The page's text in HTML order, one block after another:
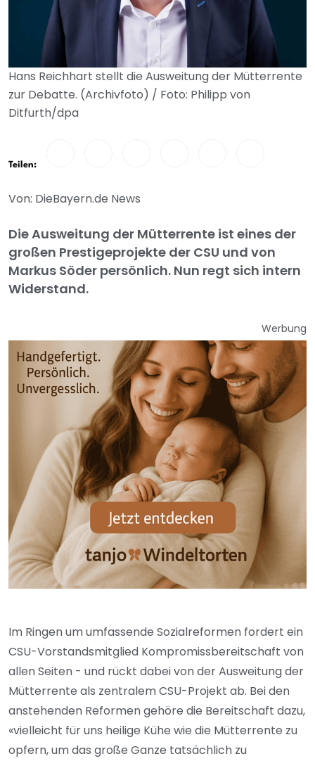
Hans Reichhart stellt die Ausweitung der Mütterrente
zur Debatte. (Archivfoto) / Foto: Philipp von
Ditfurth/dpa
Teilen:
Von: DieBayern.de News
Die Ausweitung der Mütterrente ist eines der
großen Prestigeprojekte der CSU und von
Markus Söder persönlich. Nun regt sich intern
Widerstand.
Werbung
Im Ringen um umfassende Sozialreformen fordert ein
CSU-Vorstandsmitglied Kompromissbereitschaft von
allen Seiten - und rückt dabei von der Ausweitung der
Mütterrente als zentralem CSU-Projekt ab. Bei den
anstehenden Reformen gehöre die Bereitschaft dazu,
«vielleicht für uns heilige Kühe wie die Mütterrente zu
opfern, um das große Ganze tatsächlich zu